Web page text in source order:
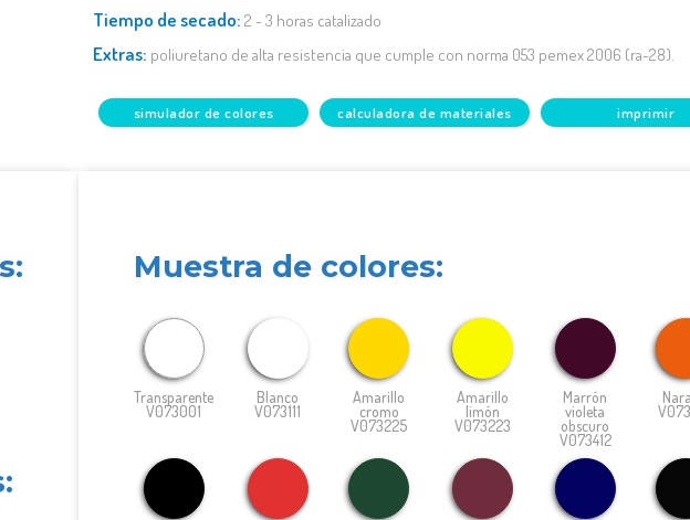
tiempo de secado: 2 - 3 horas catalizado
extras: poliuretano de alta resistencia que cumple con norma 053 pemex 2006 (ra-28).
simulador de colores calculadora de materiales imprimir
Muestra de colores:
Transparente
V073001
Blanco
V073111
Amarillo
cromo
V073225
Amarillo
limón
V073223
Marrón
violeta
obscuro
V073412